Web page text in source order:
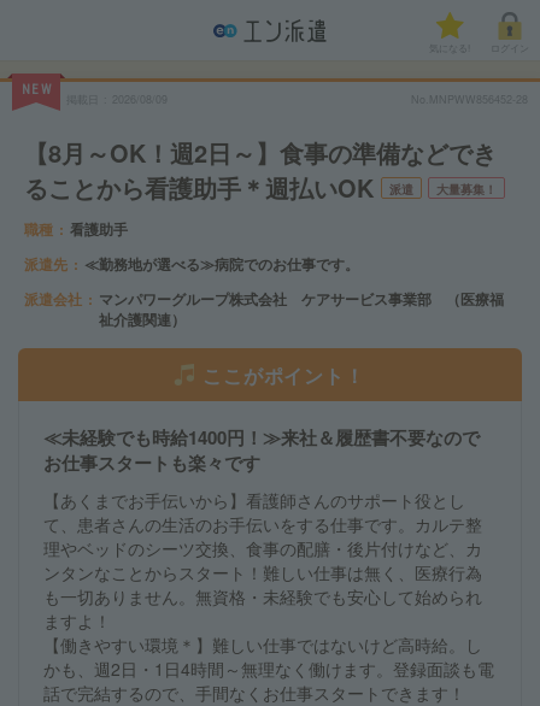
気になる!
NEW
No.MNPWW856452-28
【8月～OK！週2日～】食事の準備などでき
ることから看護助手＊週払いOK
派遣 大量募集！
職種
看護助手
派遣先
≪勤務地が選べる≫病院でのお仕事です。
派遣会社
マンパワーグループ株式会社 ケアサービス事業部 （医療福
祉介護関連）
ここがポイント！
≪未経験でも時給1400円！≫来社＆履歴書不要なので
お仕事スタートも楽々です
【あくまでお手伝いから】看護師さんのサポート役とし
て、患者さんの生活のお手伝いをする仕事です。カルテ整
理やベッドのシーツ交換、食事の配膳・後片付けなど、カ
ンタンなことからスタート！難しい仕事は無く、医療行為
も一切ありません。無資格・未経験でも安心して始められ
ますよ！
【働きやすい環境＊】難しい仕事ではないけど高時給。し
かも、週2日・1日4時間～無理なく働けます。登録面談も電
話で完結するので、手間なくお仕事スタートできます！